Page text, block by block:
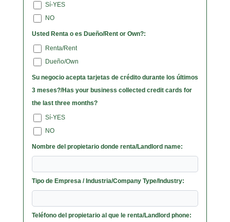
Sí-YES
NO
Usted Renta o es Dueño/Rent or Own?:
Renta/Rent
Dueño/Own
Su negocio acepta tarjetas de crédito durante los últimos
3 meses?/Has your business collected credit cards for
the last three months?
Sí-YES
NO
Nombre del propietario donde renta/Landlord name:
Tipo de Empresa / Industria/Company Type/Industry:
Teléfono del propietario al que le renta/Landlord phone: